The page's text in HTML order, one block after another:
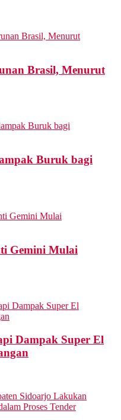
Brasil, Menurut
Buruk bagi
Gemini Mulai
Dampak Super El